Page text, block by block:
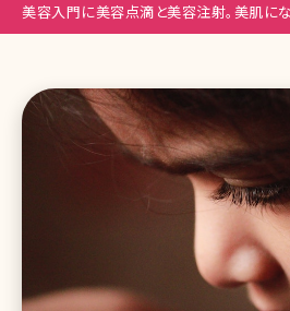
美容入門に美容点滴と美容注射。美肌に
疲れる……そんなときに受けたい